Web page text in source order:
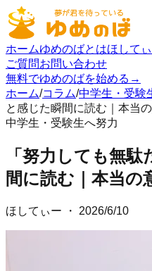
ホームゆめのばとはほして
ご質問お問い合わせ
無料でゆめのばを始める →
ホーム/コラム/中学生・受験
と感じた瞬間に読む｜本当
中学生・受験生へ努力
「努力しても無
間に読む｜本当の
ほしてぃー ・ 2026/6/10